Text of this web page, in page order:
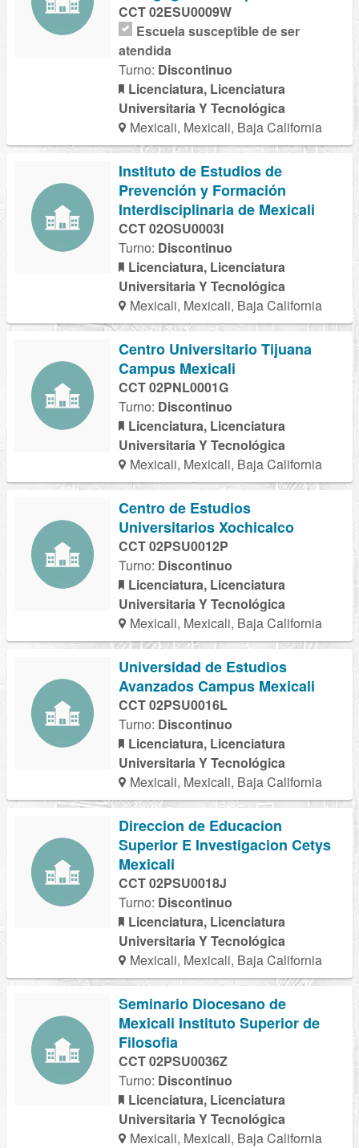
CCT 02ESU0009W
Escuela susceptible de ser
atendida
Turno: Discontinuo
Licenciatura, Licenciatura
Universitaria Y Tecnológica
Mexicali, Mexicali, Baja California
Instituto de Estudios de
Prevención y Formación
Interdisciplinaria de Mexicali
CCT 02OSU0003I
Turno: Discontinuo
Licenciatura, Licenciatura
Universitaria Y Tecnológica
Mexicali, Mexicali, Baja California
Centro Universitario Tijuana
Campus Mexicali
CCT 02PNL0001G
Turno: Discontinuo
Licenciatura, Licenciatura
Universitaria Y Tecnológica
Mexicali, Mexicali, Baja California
Centro de Estudios
Universitarios Xochicalco
CCT 02PSU0012P
Turno: Discontinuo
Licenciatura, Licenciatura
Universitaria Y Tecnológica
Mexicali, Mexicali, Baja California
Universidad de Estudios
Avanzados Campus Mexicali
CCT 02PSU0016L
Turno: Discontinuo
Licenciatura, Licenciatura
Universitaria Y Tecnológica
Mexicali, Mexicali, Baja California
Direccion de Educacion
Superior E Investigacion Cetys
Mexicali
CCT 02PSU0018J
Turno: Discontinuo
Licenciatura, Licenciatura
Universitaria Y Tecnológica
Mexicali, Mexicali, Baja California
Seminario Diocesano de
Mexicali Instituto Superior de
Filosofia
CCT 02PSU0036Z
Turno: Discontinuo
Licenciatura, Licenciatura
Universitaria Y Tecnológica
Mexicali, Mexicali, Baja California